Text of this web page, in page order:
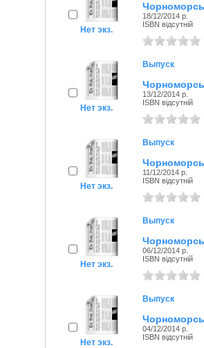
Нет экз.
18/12/2014 р.
ISBN відсутній
Нет экз.
Выпуск
13/12/2014 р.
ISBN відсутній
Нет экз.
Выпуск
11/12/2014 р.
ISBN відсутній
Нет экз.
Выпуск
06/12/2014 р.
ISBN відсутній
Нет экз.
Выпуск
04/12/2014 р.
ISBN відсутній